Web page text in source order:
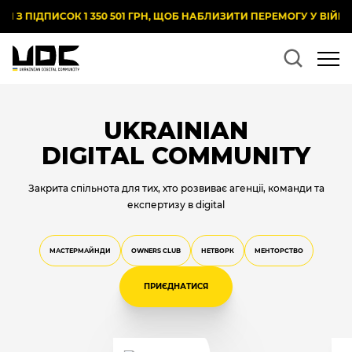
1 350 501 ГРН, ЩОБ НАБЛИЗИТИ ПЕРЕМОГУ У ВІЙНІ!
UKRAINIAN
DIGITAL COMMUNITY
Закрита спільнота для тих, хто розвиває агенції, команди та
експертизу в digital
МАСТЕРМАЙНДИ OWNERS CLUB НЕТВОРК МЕНТОРСТВО
ПРИЄДНАТИСЯ